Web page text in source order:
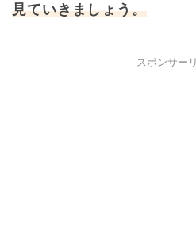
見ていきましょう。
スポンサー